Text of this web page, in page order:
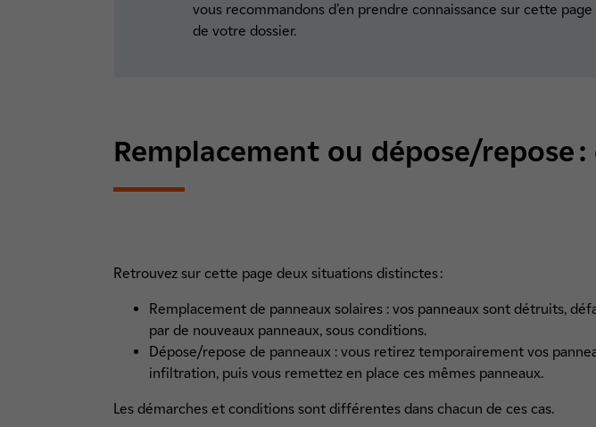
vous recommandons d’en prendre connaissance sur cette
de votre dossier.
Remplacement ou dépose/repose
Retrouvez sur cette page deux situations distinctes :
Remplacement de panneaux solaires : vos panneaux sont détruits,
par de nouveaux panneaux, sous conditions.
Dépose/repose de panneaux : vous retirez temporairement vos
infiltration, puis vous remettez en place ces mêmes panneaux.
Les démarches et conditions sont différentes dans chacun de ces cas.